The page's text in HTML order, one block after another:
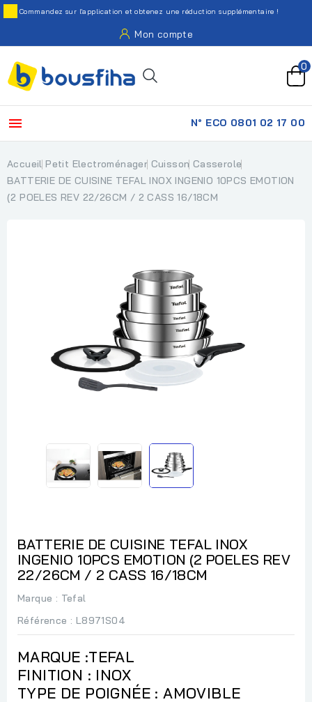
Commandez sur l'application et obtenez une réduction supplémentaire !
Mon compte
0
 N° ECO 0801 02 17 00
Accueil Petit Electroménager Cuisson Casserole
BATTERIE DE CUISINE TEFAL INOX INGENIO 10PCS EMOTION
(2 POELES REV 22/26CM / 2 CASS 16/18CM
BATTERIE DE CUISINE TEFAL INOX
INGENIO 10PCS EMOTION (2 POELES REV
22/26CM / 2 CASS 16/18CM
Marque : Tefal
Référence : L8971S04
MARQUE :TEFAL
FINITION : INOX
TYPE DE POIGNÉE : AMOVIBLE